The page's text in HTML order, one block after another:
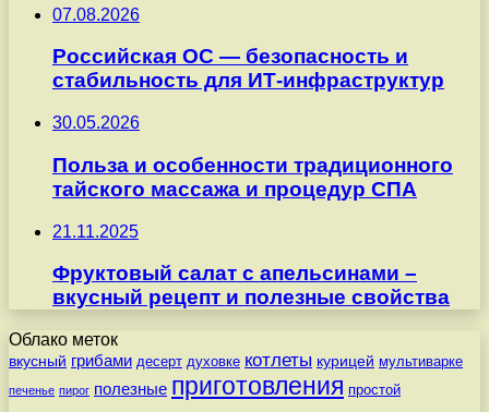
07.08.2026
Российская ОС — безопасность и
стабильность для ИТ-инфраструктур
30.05.2026
Польза и особенности традиционного
тайского массажа и процедур СПА
21.11.2025
Фруктовый салат с апельсинами –
вкусный рецепт и полезные свойства
Облако меток
вкусный грибами десерт духовке котлеты курицей мультиварке
печенье пирог полезные приготовления простой